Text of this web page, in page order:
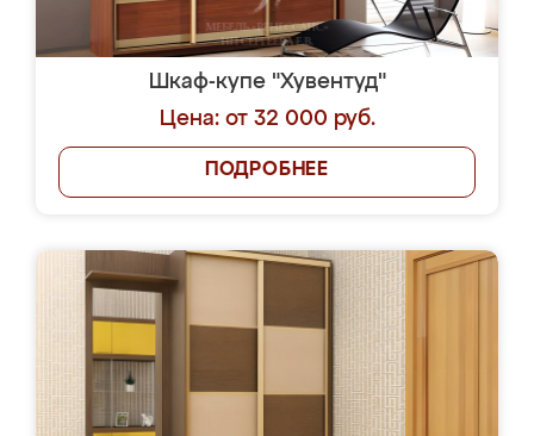
Шкаф-купе "Хувентуд"
Цена: от 32 000 руб.
ПОДРОБНЕЕ